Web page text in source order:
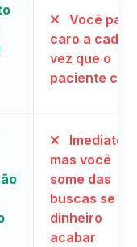
Você paga
caro a cada
vez que o
paciente
Imediato,
mas você
some das
buscas se o
dinheiro
acabar